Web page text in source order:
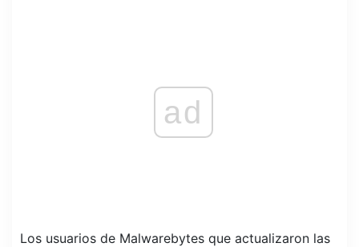
ad
Los usuarios de Malwarebytes que actualizaron las